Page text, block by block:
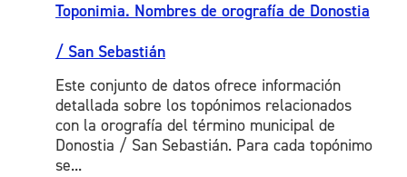
Toponimia. Nombres de orografía de Donostia
/ San Sebastián
Este conjunto de datos ofrece información
detallada sobre los topónimos relacionados
con la orografía del término municipal de
Donostia / San Sebastián. Para cada topónimo
se...